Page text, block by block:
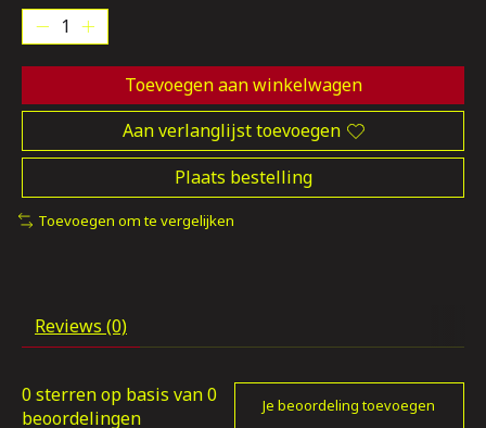
Toevoegen aan winkelwagen
Aan verlanglijst toevoegen
Plaats bestelling
Toevoegen om te vergelijken
Reviews (0)
0 sterren op basis van0
beoordelingen
Je beoordeling toevoegen